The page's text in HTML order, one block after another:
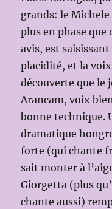
grands: le
plus en phase que
avis, est
placidité, et la
découverte que le
Arancam, voix
bonne technique.
dramatique
forte (qui chante
sait monter à
Giorgetta (plus
chante aussi)